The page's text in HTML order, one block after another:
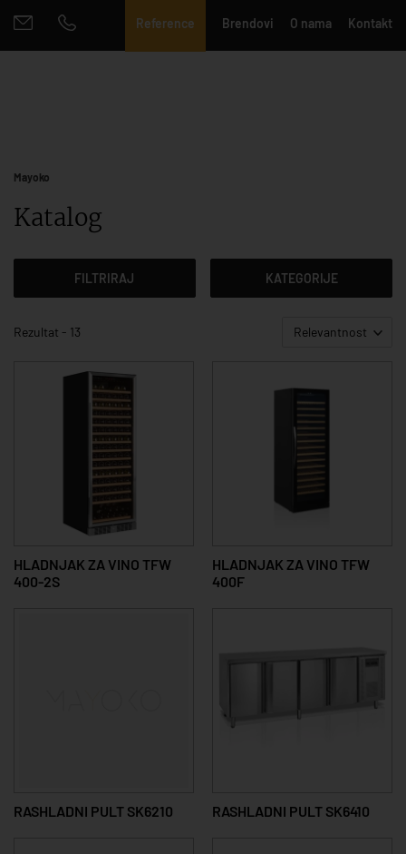
Reference Brendovi O nama Kontakt
Mayoko
Katalog
FILTRIRAJ KATEGORIJE
Rezultat - 13 Relevantnost
HLADNJAK ZA VINO TFW
400-2S
HLADNJAK ZA VINO TFW
400F
RASHLADNI PULT SK6210 RASHLADNI PULT SK6410